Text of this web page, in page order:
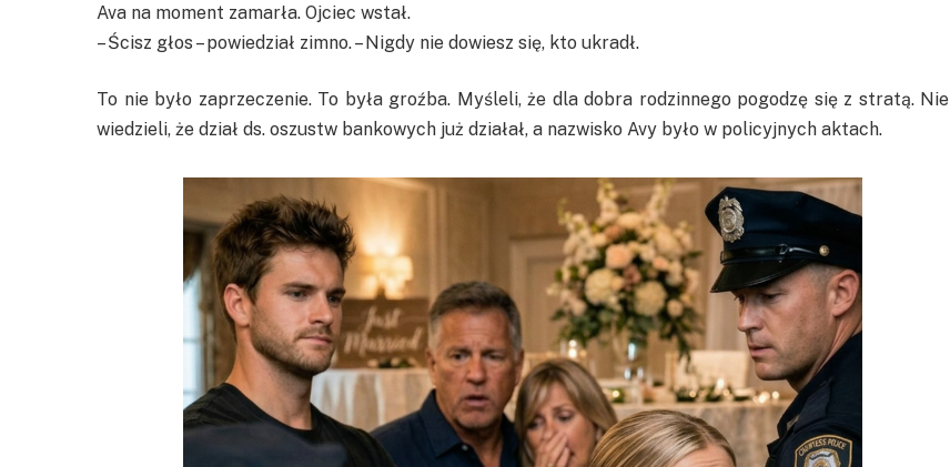
Ava na moment zamarła. Ojciec wstał.
– Ścisz głos – powiedział zimno. – Nigdy nie dowiesz się, kto ukradł.
To nie było zaprzeczenie. To była groźba. Myśleli, że dla dobra rodzinnego pogodzę się z stratą. Nie
wiedzieli, że dział ds. oszustw bankowych już działał, a nazwisko Avy było w policyjnych aktach.